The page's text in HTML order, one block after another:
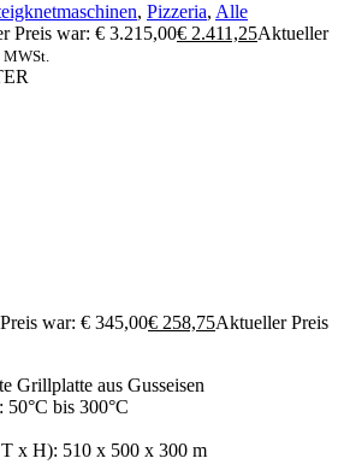
, Pizzeria, Alle
Preis war: € 3.215,00€ 2.411,25Aktueller
MWSt.
war: € 345,00€ 258,75Aktueller Preis
Grillplatte aus Gusseisen
50°C bis 300°C
x H): 510 x 500 x 300 m